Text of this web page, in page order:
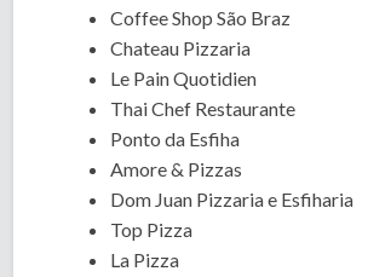
Coffee Shop São Braz
Chateau Pizzaria
Le Pain Quotidien
Thai Chef Restaurante
Ponto da Esfiha
Amore & Pizzas
Dom Juan Pizzaria e Esfiharia
Top Pizza
La Pizza